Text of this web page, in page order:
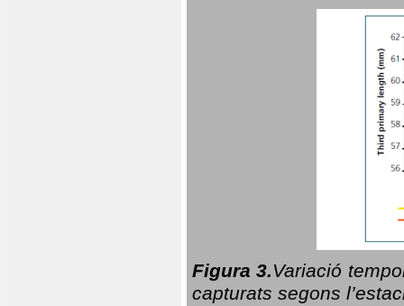
Figura 3.Variació
capturats segons